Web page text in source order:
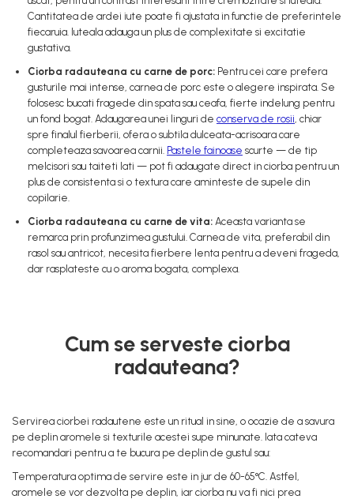
Cantitatea de ardei iute poate fi ajustata in functie de preferintele
fiecaruia. Iuteala adauga un plus de complexitate si excitatie
gustativa.
Ciorba radauteana cu carne de porc: Pentru cei care prefera
gusturile mai intense, carnea de porc este o alegere inspirata. Se
folosesc bucati fragede din spata sau ceafa, fierte indelung pentru
un fond bogat. Adaugarea unei linguri de conserva de rosii, chiar
spre finalul fierberii, ofera o subtila dulceata-acrisoara care
completeaza savoarea carnii. Pastele fainoase scurte — de tip
melcisori sau taiteti lati — pot fi adaugate direct in ciorba pentru un
plus de consistenta si o textura care aminteste de supele din
copilarie.
Ciorba radauteana cu carne de vita: Aceasta varianta se
remarca prin profunzimea gustului. Carnea de vita, preferabil din
rasol sau antricot, necesita fierbere lenta pentru a deveni frageda,
dar rasplateste cu o aroma bogata, complexa.
Cum se serveste ciorba
radauteana?
Servirea ciorbei radautene este un ritual in sine, o ocazie de a savura
pe deplin aromele si texturile acestei supe minunate. Iata cateva
recomandari pentru a te bucura pe deplin de gustul sau:
Temperatura optima de servire este in jur de 60-65°C. Astfel,
aromele se vor dezvolta pe deplin, iar ciorba nu va fi nici prea